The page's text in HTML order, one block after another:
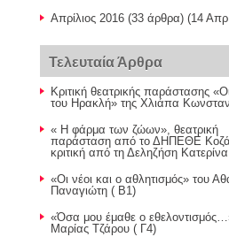
Απρίλιος 2016 (33 άρθρα) (14
Τελευταία Άρθρα
Κριτική θεατρικής παράστασης
του Ηρακλή» της Χλιάπα
« Η φάρμα των ζώων», θεατρική
παράσταση από το ΔΗΠΕΘΕ
κριτική από τη Δεληζήση
«Οι νέοι και ο αθλητισμός» του
Παναγιώτη ( Β1)
«Όσα μου έμαθε ο
Μαρίας Τζάρου ( Γ4)